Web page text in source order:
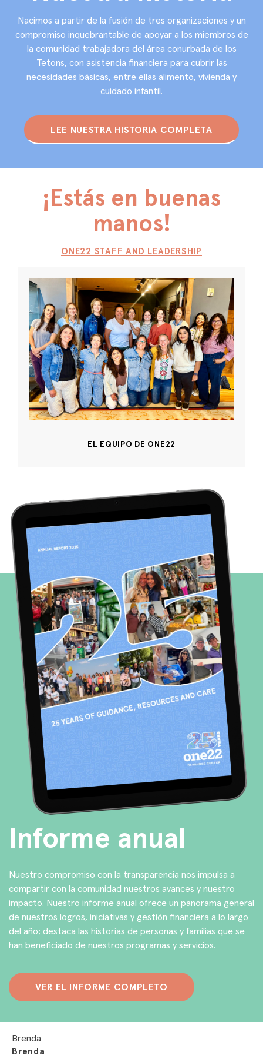
Nacimos a partir de la fusión de tres organizaciones y un
compromiso inquebrantable de apoyar a los miembros de
la comunidad trabajadora del área conurbada de los
Tetons, con asistencia financiera para cubrir las
necesidades básicas, entre ellas alimento, vivienda y
cuidado infantil.
LEE NUESTRA HISTORIA COMPLETA
¡Estás en buenas
manos!
ONE22 STAFF AND LEADERSHIP
EL EQUIPO DE ONE22
Informe anual
Nuestro compromiso con la transparencia nos impulsa a
compartir con la comunidad nuestros avances y nuestro
impacto. Nuestro informe anual ofrece un panorama general
de nuestros logros, iniciativas y gestión financiera a lo largo
del año; destaca las historias de personas y familias que se
han beneficiado de nuestros programas y servicios.
VER EL INFORME COMPLETO
Brenda